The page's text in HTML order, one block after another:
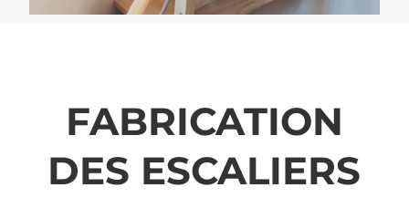
FABRICATION
DES ESCALIERS